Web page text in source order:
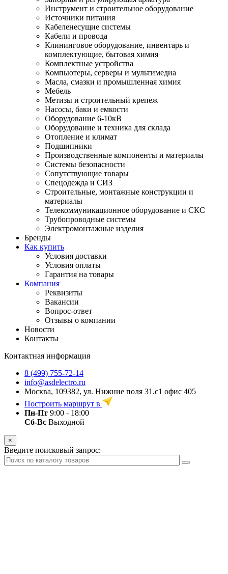
Инструмент и строительное оборудование
Источники питания
Кабеленесущие системы
Кабели и провода
Клининговое оборудование, инвентарь и
комплектующие, бытовая химия
Комплектные устройства
Компьютеры, серверы и мультимедиа
Масла, смазки и промышленная химия
Мебель
Метизы и строительный крепеж
Насосы, баки и емкости
Оборудование 6-10кВ
Оборудование и техника для склада
Отопление и климат
Подшипники
Производственные компоненты и материалы
Системы безопасности
Сопутствующие товары
Спецодежда и СИЗ
Строительные, монтажные конструкции и
материалы
Телекоммуникационное оборудование и СКС
Трубопроводные системы
Электромонтажные изделия
Бренды
Как купить
Условия доставки
Условия оплаты
Гарантия на товары
Компания
Реквизиты
Вакансии
Вопрос-ответ
Отзывы о компании
Новости
Контакты
Контактная информация
8 (499) 755-72-14
info@asdelectro.ru
Москва, 109382, ул. Нижние поля 31.с1 офис 405
Построить маршрут в
Пн-Пт 9:00 - 18:00
Сб-Вс Выходной
×
Введите поисковый запрос: